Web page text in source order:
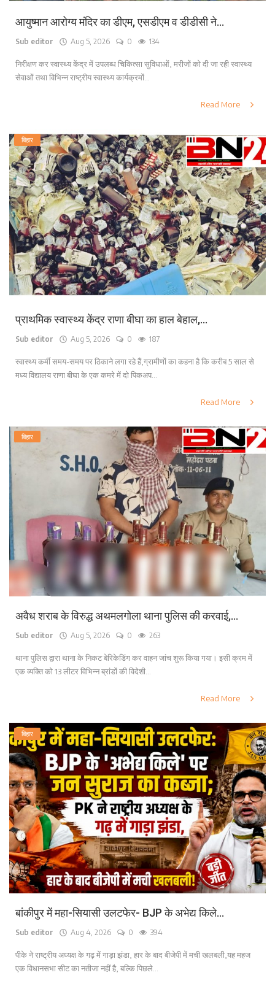
आयुष्मान आरोग्य मंदिर का डीएम, एसडीएम व डीडीसी ने...
Sub editor Aug 5, 2026 0 134
निरीक्षण कर स्वास्थ्य केंद्र में उपलब्ध चिकित्सा सुविधाओं, मरीजों को दी जा रही स्वास्थ्य
सेवाओं तथा विभिन्न राष्ट्रीय स्वास्थ्य कार्यक्रमों...
Read More
बिहार
प्राथमिक स्वास्थ्य केंद्र राणा बीघा का हाल बेहाल,...
Sub editor Aug 5, 2026 0 187
स्वास्थ्य कर्मी समय-समय पर ठिकाने लगा रहे हैं,ग्रामीणों का कहना है कि करीब 5 साल से
मध्य विद्यालय राणा बीघा के एक कमरे में दो पिकअप...
Read More
बिहार
अवैध शराब के विरुद्ध अथमलगोला थाना पुलिस की करवाई,...
Sub editor Aug 5, 2026 0 263
थाना पुलिस द्वारा थाना के निकट बेरिकेडिंग कर वाहन जांच शुरू किया गया। इसी क्रम में
एक व्यक्ति को 13 लीटर विभिन्न ब्रांडों की विदेशी...
Read More
बिहार
बांकीपुर में महा-सियासी उलटफेर- BJP के अभेद्य किले...
Sub editor Aug 4, 2026 0 394
पीके ने राष्ट्रीय अध्यक्ष के गढ़ में गाड़ा झंडा, हार के बाद बीजेपी में मची खलबली,यह महज
एक विधानसभा सीट का नतीजा नहीं है, बल्कि पिछले...